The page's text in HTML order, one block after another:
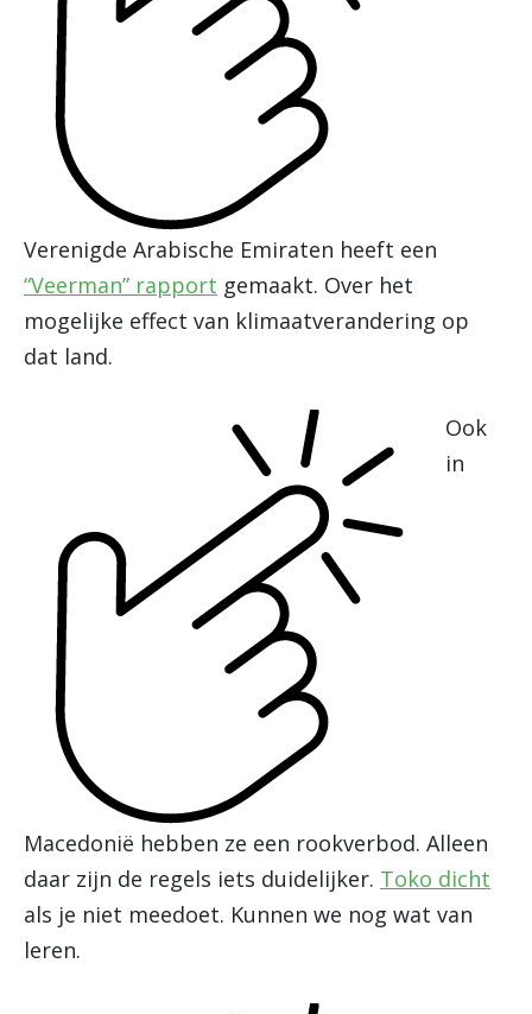
Verenigde Arabische Emiraten heeft een
“Veerman” rapport gemaakt. Over het
mogelijke effect van klimaatverandering op
dat land.
Ook
in
Macedonië hebben ze een rookverbod. Alleen
daar zijn de regels iets duidelijker. Toko dicht
als je niet meedoet. Kunnen we nog wat van
leren.